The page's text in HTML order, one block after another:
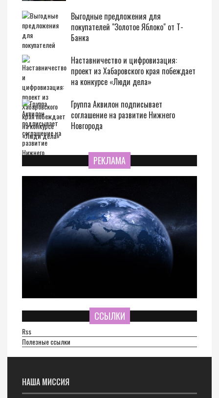
Выгодные предложения для
покупателей "Золотое Яблоко" от Т-
Банка
Наставничество и цифровизация:
проект из Хабаровского края побеждает
на конкурсе «Люди дела»
Группа Аквилон подписывает
соглашение на развитие Нижнего
Новгорода
РЕКЛАМА
ССЫЛКИ
Rss
Полезные ссылки
НАША МИССИЯ